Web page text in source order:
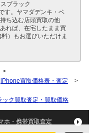
ブラック
す。ヤマダデンキ・ベ
ち込む店頭買取の他
れば、在宅したまま買
）もお選びいただけま
>
iPhone買取価格表・査定
>
ク買取査定・買取価格
ホ・携帯買取査定